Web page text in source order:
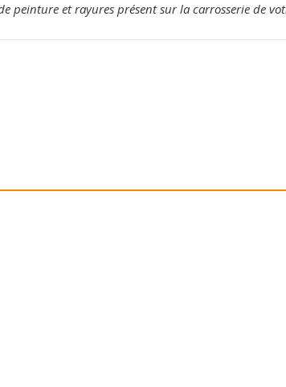
peinture et rayures présent sur la carrosserie de